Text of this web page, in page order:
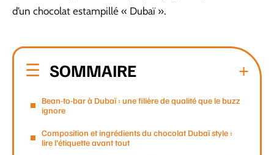
d’un chocolat estampillé « Dubaï ».
SOMMAIRE
Bean-to-bar à Dubaï : une filière de qualité que le buzz
ignore
Composition et ingrédients du chocolat Dubaï style :
lire l’étiquette avant tout